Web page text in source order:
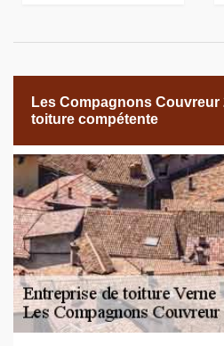
Les Compagnons Couvreur
toiture compétente